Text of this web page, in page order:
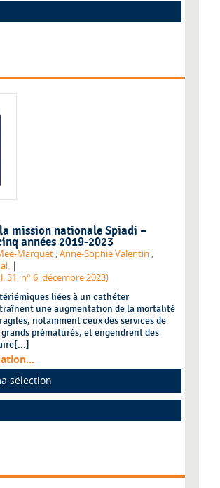
mission nationale Spiadi –
années 2019-2023
Marquet;Anne-Sophie Valentin ;
|
31, n° 6, décembre 2023)
liées à un cathéter
une augmentation de la mortalité
notamment ceux des services de
prématurés, et engendrent des
sélection